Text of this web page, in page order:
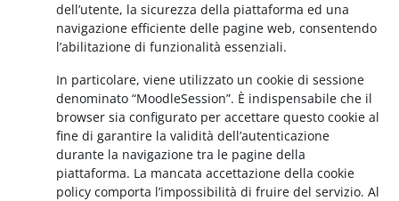
dell’utente, la sicurezza della piattaforma ed una
navigazione efficiente delle pagine web, consentendo
l’abilitazione di funzionalità essenziali.
In particolare, viene utilizzato un cookie di sessione
denominato “MoodleSession”. È indispensabile che il
browser sia configurato per accettare questo cookie al
fine di garantire la validità dell’autenticazione
durante la navigazione tra le pagine della
piattaforma. La mancata accettazione della cookie
policy comporta l’impossibilità di fruire del servizio. Al